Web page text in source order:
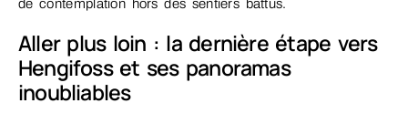
de contemplation hors des sentiers battus.
Aller plus loin : la dernière étape vers
Hengifoss et ses panoramas
inoubliables